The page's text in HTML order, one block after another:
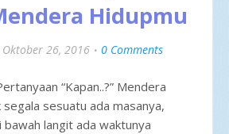
Hidupmu
Oktober 26, 2016 0 Comments
“Kapan..?” Mendera
sesuatu ada masanya,
bawah langit ada waktunya